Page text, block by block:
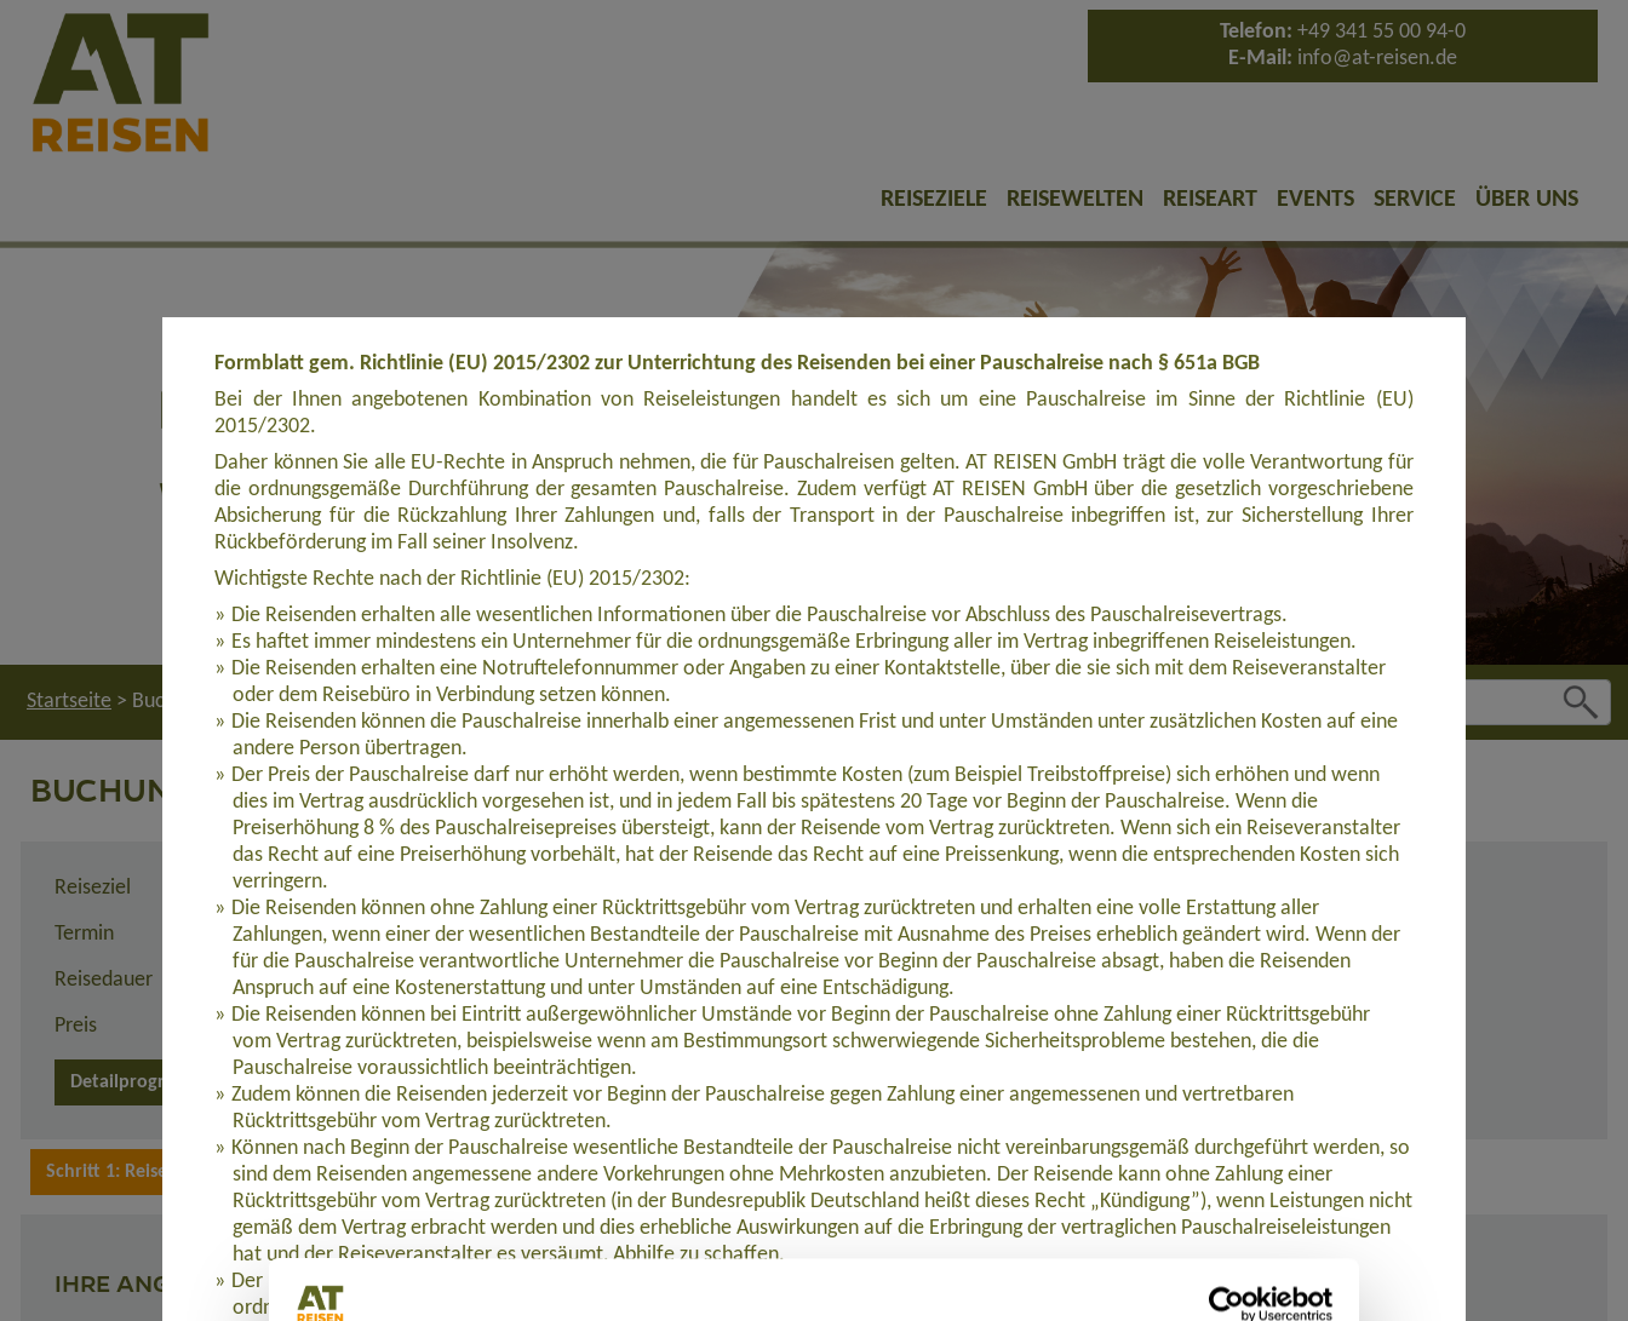
Telefon: +49 341 55 00 94-0
E-Mail: info@at-reisen.de
REISEZIELE REISEWELTEN REISEART EVENTS SERVICE ÜBER UNS
Startseite > Buchung
BUCHUNG
Reiseziel Patagonien & Feuerland: Trekking am Ende der Welt (AMAR001)
Termin 28.02. - 14.03.2026
Reisedauer 15 Tage
Preis ab 4.355,00 Euro zzgl. Flug ab 1.200,00 Euro
Detailprogramm 2026/2027
IHRE ANGABEN
Formblatt gem. Richtlinie (EU) 2015/2302 zur Unterrichtung des Reisenden bei einer Pauschalreise nach § 651a BGB
Bei der Ihnen angebotenen Kombination von Reiseleistungen handelt es sich um eine Pauschalreise im Sinne der Richtlinie (EU)
2015/2302.
Daher können Sie alle EU-Rechte in Anspruch nehmen, die für Pauschalreisen gelten. AT REISEN GmbH trägt die volle Verantwortung für
die ordnungsgemäße Durchführung der gesamten Pauschalreise. Zudem verfügt AT REISEN GmbH über die gesetzlich vorgeschriebene
Absicherung für die Rückzahlung Ihrer Zahlungen und, falls der Transport in der Pauschalreise inbegriffen ist, zur Sicherstellung Ihrer
Rückbeförderung im Fall seiner Insolvenz.
Wichtigste Rechte nach der Richtlinie (EU) 2015/2302:
Die Reisenden erhalten alle wesentlichen Informationen über die Pauschalreise vor Abschluss des Pauschalreisevertrags.
Es haftet immer mindestens ein Unternehmer für die ordnungsgemäße Erbringung aller im Vertrag inbegriffenen Reiseleistungen.
Die Reisenden erhalten eine Notruftelefonnummer oder Angaben zu einer Kontaktstelle, über die sie sich mit dem Reiseveranstalter
oder dem Reisebüro in Verbindung setzen können.
Die Reisenden können die Pauschalreise innerhalb einer angemessenen Frist und unter Umständen unter zusätzlichen Kosten auf eine
andere Person übertragen.
Der Preis der Pauschalreise darf nur erhöht werden, wenn bestimmte Kosten (zum Beispiel Treibstoffpreise) sich erhöhen und wenn
dies im Vertrag ausdrücklich vorgesehen ist, und in jedem Fall bis spätestens 20 Tage vor Beginn der Pauschalreise. Wenn die
Preiserhöhung 8 % des Pauschalreisepreises übersteigt, kann der Reisende vom Vertrag zurücktreten. Wenn sich ein Reiseveranstalter
das Recht auf eine Preiserhöhung vorbehält, hat der Reisende das Recht auf eine Preissenkung, wenn die entsprechenden Kosten sich
verringern.
Die Reisenden können ohne Zahlung einer Rücktrittsgebühr vom Vertrag zurücktreten und erhalten eine volle Erstattung aller
Zahlungen, wenn einer der wesentlichen Bestandteile der Pauschalreise mit Ausnahme des Preises erheblich geändert wird. Wenn der
für die Pauschalreise verantwortliche Unternehmer die Pauschalreise vor Beginn der Pauschalreise absagt, haben die Reisenden
Anspruch auf eine Kostenerstattung und unter Umständen auf eine Entschädigung.
Die Reisenden können bei Eintritt außergewöhnlicher Umstände vor Beginn der Pauschalreise ohne Zahlung einer Rücktrittsgebühr
vom Vertrag zurücktreten, beispielsweise wenn am Bestimmungsort schwerwiegende Sicherheitsprobleme bestehen, die die
Pauschalreise voraussichtlich beeinträchtigen.
Zudem können die Reisenden jederzeit vor Beginn der Pauschalreise gegen Zahlung einer angemessenen und vertretbaren
Rücktrittsgebühr vom Vertrag zurücktreten.
Können nach Beginn der Pauschalreise wesentliche Bestandteile der Pauschalreise nicht vereinbarungsgemäß durchgeführt werden, so
sind dem Reisenden angemessene andere Vorkehrungen ohne Mehrkosten anzubieten. Der Reisende kann ohne Zahlung einer
Rücktrittsgebühr vom Vertrag zurücktreten (in der Bundesrepublik Deutschland heißt dieses Recht „Kündigung”), wenn Leistungen nicht
gemäß dem Vertrag erbracht werden und dies erhebliche Auswirkungen auf die Erbringung der vertraglichen Pauschalreiseleistungen
hat und der Reiseveranstalter es versäumt, Abhilfe zu schaffen.
Der Reisende hat Anspruch auf eine Preisminderung und/oder Schadenersatz, wenn die Reiseleistungen nicht oder nicht
ordnungsgemäß erbracht werden.